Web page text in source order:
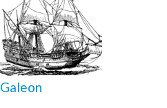
Galeon